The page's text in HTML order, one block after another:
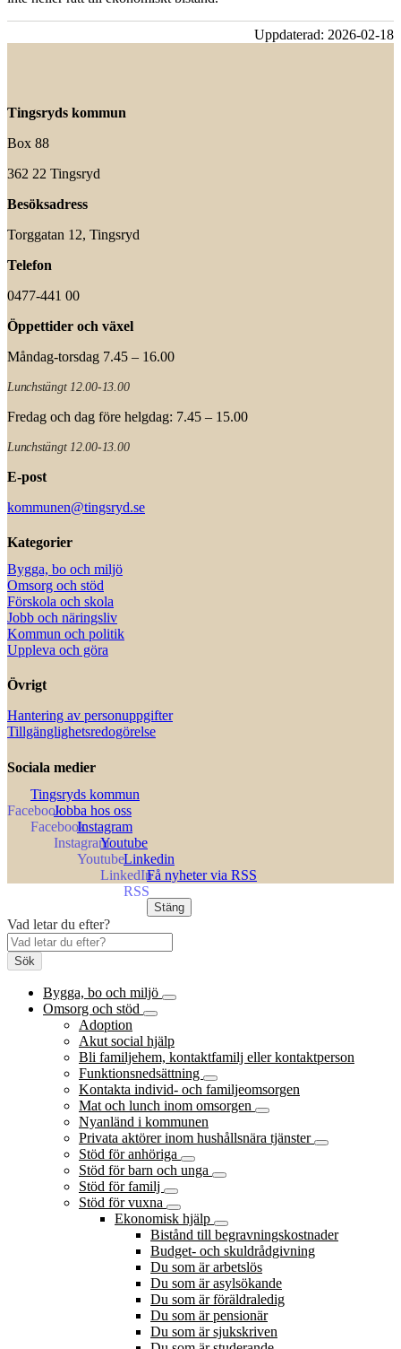
Uppdaterad: 2026-02-18
Tingsryds kommun
Box 88
362 22 Tingsryd
Besöksadress
Torggatan 12, Tingsryd
Telefon
0477-441 00
Öppettider och växel
Måndag-torsdag 7.45 – 16.00
Lunchstängt 12.00-13.00
Fredag och dag före helgdag: 7.45 – 15.00
Lunchstängt 12.00-13.00
E-post
kommunen@tingsryd.se
Kategorier
Bygga, bo och miljö
Omsorg och stöd
Förskola och skola
Jobb och näringsliv
Kommun och politik
Uppleva och göra
Övrigt
Hantering av personuppgifter
Tillgänglighetsredogörelse
Sociala medier
Tingsryds kommun
Jobba hos oss
Instagram
Youtube
Linkedin
Få nyheter via RSS
Stäng
Vad letar du efter?
Sök
Bygga, bo och miljö
Omsorg och stöd
Adoption
Akut social hjälp
Bli familjehem, kontaktfamilj eller kontaktperson
Funktionsnedsättning
Kontakta individ- och familjeomsorgen
Mat och lunch inom omsorgen
Nyanländ i kommunen
Privata aktörer inom hushållsnära tjänster
Stöd för anhöriga
Stöd för barn och unga
Stöd för familj
Stöd för vuxna
Ekonomisk hjälp
Bistånd till begravningskostnader
Budget- och skuldrådgivning
Du som är arbetslös
Du som är asylsökande
Du som är föräldraledig
Du som är pensionär
Du som är sjukskriven